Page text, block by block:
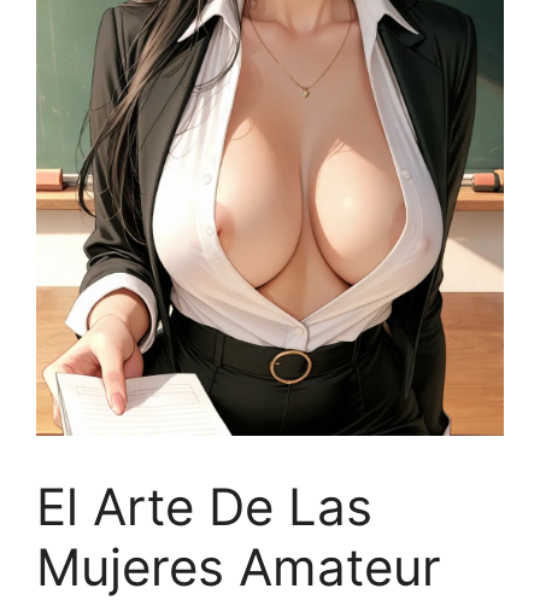
El Arte De Las
Mujeres Amateur